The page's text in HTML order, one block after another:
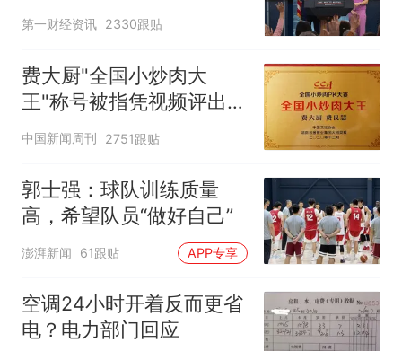
第一财经资讯 2330跟贴
费大厨"全国小炒肉大
王"称号被指凭视频评出
官方回应
中国新闻周刊 2751跟贴
郭士强：球队训练质量
高，希望队员“做好自己”
澎湃新闻 61跟贴 APP专享
空调24小时开着反而更省
电？电力部门回应